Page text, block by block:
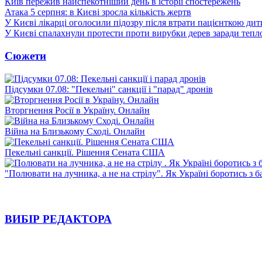
Атака 5 серпня: в Києві зросла кількість жертв
У Києві лікарці оголосили підозру після втрати пацієнткою
У Києві спалахнули протести проти вирубки дерев заради
Сюжети
Підсумки 07.08: "Пекельні" санкції і "парад" дронів
Вторгнення Росії в Україну. Онлайн
Війна на Близькому Сході. Онлайн
Пекельні санкції. Рішення Сената США
"Полювати на лучника, а не на стрілу". Як Україні боротись з
ВИБІР РЕДАКТОРА